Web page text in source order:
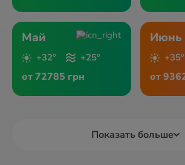
Май
+32° +25°
от 72785 грн
Июнь
+35°
от
Показать больше